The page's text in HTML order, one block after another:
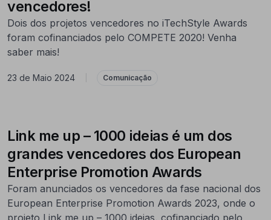
vencedores!
Dois dos projetos vencedores no iTechStyle Awards
foram cofinanciados pelo COMPETE 2020! Venha
saber mais!
23 de Maio 2024 Comunicação
Link me up – 1000 ideias é um dos
grandes vencedores dos European
Enterprise Promotion Awards
Foram anunciados os vencedores da fase nacional dos
European Enterprise Promotion Awards 2023, onde o
projeto Link me up – 1000 ideias, cofinanciado pelo